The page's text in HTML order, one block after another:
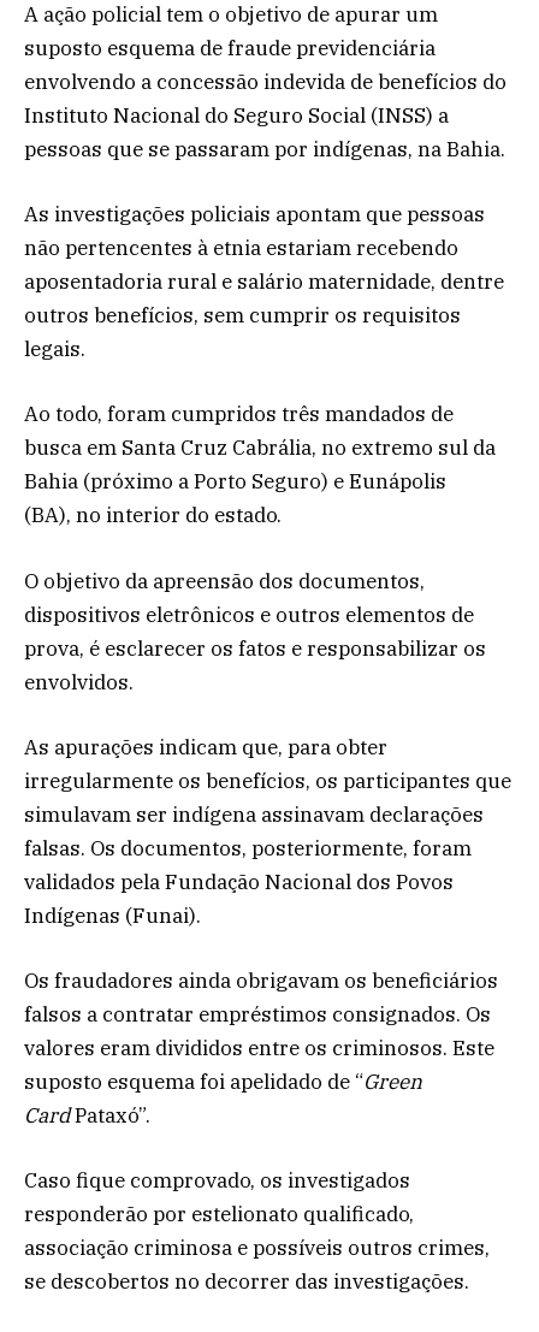
A ação policial tem o objetivo de apurar um
suposto esquema de fraude previdenciária
envolvendo a concessão indevida de benefícios do
Instituto Nacional do Seguro Social (INSS) a
pessoas que se passaram por indígenas, na Bahia.
As investigações policiais apontam que pessoas
não pertencentes à etnia estariam recebendo
aposentadoria rural e salário maternidade, dentre
outros benefícios, sem cumprir os requisitos
legais.
Ao todo, foram cumpridos três mandados de
busca em Santa Cruz Cabrália, no extremo sul da
Bahia (próximo a Porto Seguro) e Eunápolis
(BA), no interior do estado.
O objetivo da apreensão dos documentos,
dispositivos eletrônicos e outros elementos de
prova, é esclarecer os fatos e responsabilizar os
envolvidos.
As apurações indicam que, para obter
irregularmente os benefícios, os participantes que
simulavam ser indígena assinavam declarações
falsas. Os documentos, posteriormente, foram
validados pela Fundação Nacional dos Povos
Indígenas (Funai).
Os fraudadores ainda obrigavam os beneficiários
falsos a contratar empréstimos consignados. Os
valores eram divididos entre os criminosos. Este
suposto esquema foi apelidado de “Green
CardPataxó”.
Caso fique comprovado, os investigados
responderão por estelionato qualificado,
associação criminosa e possíveis outros crimes,
se descobertos no decorrer das investigações.